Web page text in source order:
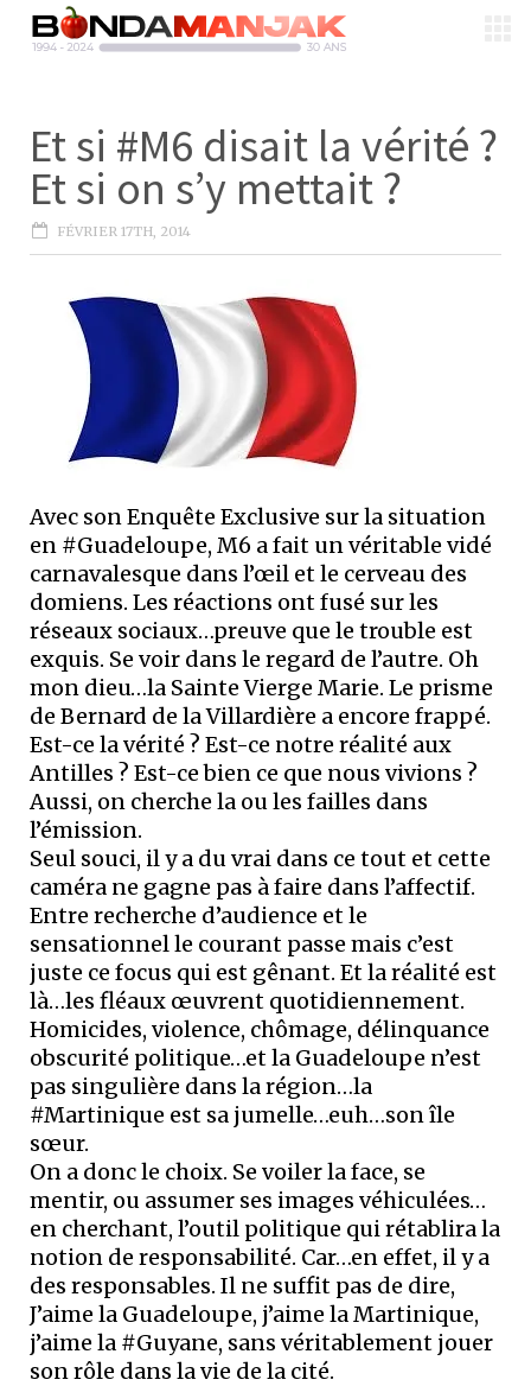
Et si #M6 disait la vérité ?
Et si on s’y mettait ?
FÉVRIER 17TH, 2014
Avec son Enquête Exclusive sur la situation
en #Guadeloupe, M6 a fait un véritable vidé
carnavalesque dans l’œil et le cerveau des
domiens. Les réactions ont fusé sur les
réseaux sociaux…preuve que le trouble est
exquis. Se voir dans le regard de l’autre. Oh
mon dieu…la Sainte Vierge Marie. Le prisme
de Bernard de la Villardière a encore frappé.
Est-ce la vérité ? Est-ce notre réalité aux
Antilles ? Est-ce bien ce que nous vivions ?
Aussi, on cherche la ou les failles dans
l’émission.
Seul souci, il y a du vrai dans ce tout et cette
caméra ne gagne pas à faire dans l’affectif.
Entre recherche d’audience et le
sensationnel le courant passe mais c’est
juste ce focus qui est gênant. Et la réalité est
là…les fléaux œuvrent quotidiennement.
Homicides, violence, chômage, délinquance
obscurité politique…et la Guadeloupe n’est
pas singulière dans la région…la
#Martinique est sa jumelle…euh…son île
sœur.
On a donc le choix. Se voiler la face, se
mentir, ou assumer ses images véhiculées…
en cherchant, l’outil politique qui rétablira la
notion de responsabilité. Car…en effet, il y a
des responsables. Il ne suffit pas de dire,
J’aime la Guadeloupe, j’aime la Martinique,
j’aime la #Guyane, sans véritablement jouer
son rôle dans la vie de la cité.